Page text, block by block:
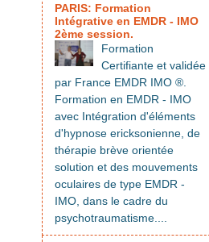
PARIS: Formation
Intégrative en EMDR - IMO
2ème session.
Formation
Certifiante et validée
par France EMDR IMO ®.
Formation en EMDR - IMO
avec Intégration d'éléments
d'hypnose ericksonienne, de
thérapie brève orientée
solution et des mouvements
oculaires de type EMDR -
IMO, dans le cadre du
psychotraumatisme....